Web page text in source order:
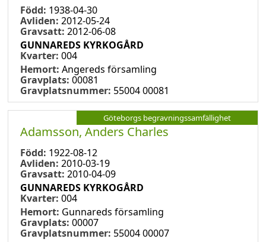
Född: 1938-04-30
Avliden: 2012-05-24
Gravsatt: 2012-06-08
GUNNAREDS KYRKOGÅRD
Kvarter: 004
Hemort: Angereds församling
Gravplats: 00081
Gravplatsnummer: 55004 00081
Göteborgs begravningssamfällighet
Adamsson, Anders Charles
Född: 1922-08-12
Avliden: 2010-03-19
Gravsatt: 2010-04-09
GUNNAREDS KYRKOGÅRD
Kvarter: 004
Hemort: Gunnareds församling
Gravplats: 00007
Gravplatsnummer: 55004 00007